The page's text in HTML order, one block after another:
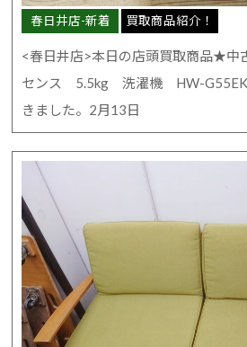
春日井店-新着 買取商品紹介！
<春日井店>本日の店頭買取商品★
センス 5.5kg 洗濯機 HW-G55EK
きました。2月13日